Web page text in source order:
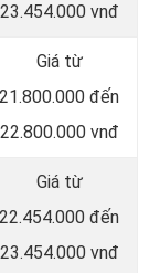
23.454.000 vnđ
Giá từ
21.800.000 đến
22.800.000 vnđ
Giá từ
22.454.000 đến
23.454.000 vnđ